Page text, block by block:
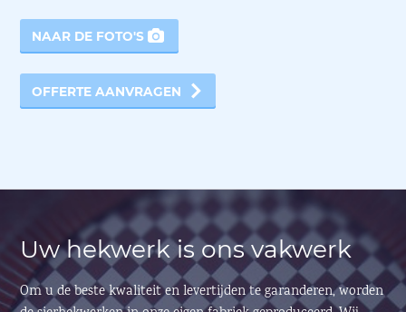
NAAR DE FOTO'S
OFFERTE AANVRAGEN
Uw hekwerk is ons vakwerk
Om u de beste kwaliteit en levertijden te garanderen, worden